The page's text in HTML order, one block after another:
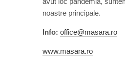
noastre principale.
Info: office@masara.ro
www.masara.ro